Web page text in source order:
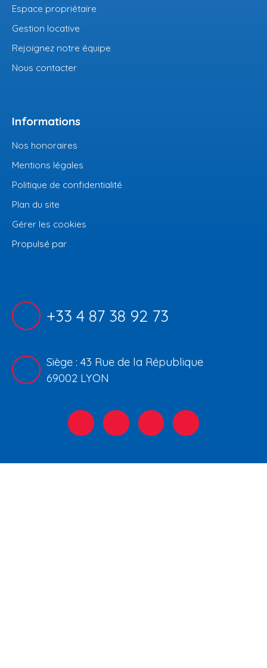
Espace propriétaire
Gestion locative
Rejoignez notre équipe
Nous contacter
Informations
Nos honoraires
Mentions légales
Politique de confidentialité
Plan du site
Gérer les cookies
Propulsé par
+33 4 87 38 92 73
Siège : 43 Rue de la République
69002 LYON